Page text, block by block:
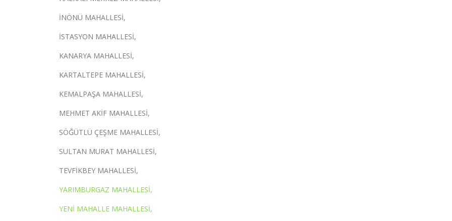
İNÖNÜ MAHALLESİ,
İSTASYON MAHALLESİ,
KANARYA MAHALLESİ,
KARTALTEPE MAHALLESİ,
KEMALPAŞA MAHALLESİ,
MEHMET AKİF MAHALLESİ,
SÖĞÜTLÜ ÇEŞME MAHALLESİ,
SULTAN MURAT MAHALLESİ,
TEVFİKBEY MAHALLESİ,
YARIMBURGAZ MAHALLESİ,
YENİ MAHALLE MAHALLESİ,